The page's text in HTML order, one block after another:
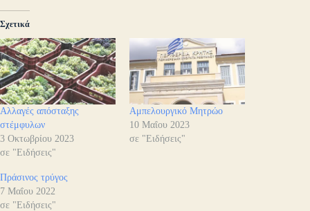
Σχετικά
Αλλαγές απόσταξης
στέμφυλων
3 Οκτωβρίου 2023
σε "Ειδήσεις"
Αμπελουργικό Μητρώο
10 Μαΐου 2023
σε "Ειδήσεις"
Πράσινος τρύγος
7 Μαΐου 2022
σε "Ειδήσεις"